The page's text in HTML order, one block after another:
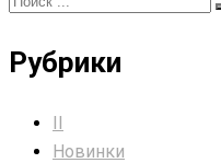
Рубрики
II
Новинки